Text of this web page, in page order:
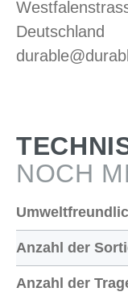
Deutschland
NOCH
Anzahl der
Anzahl der